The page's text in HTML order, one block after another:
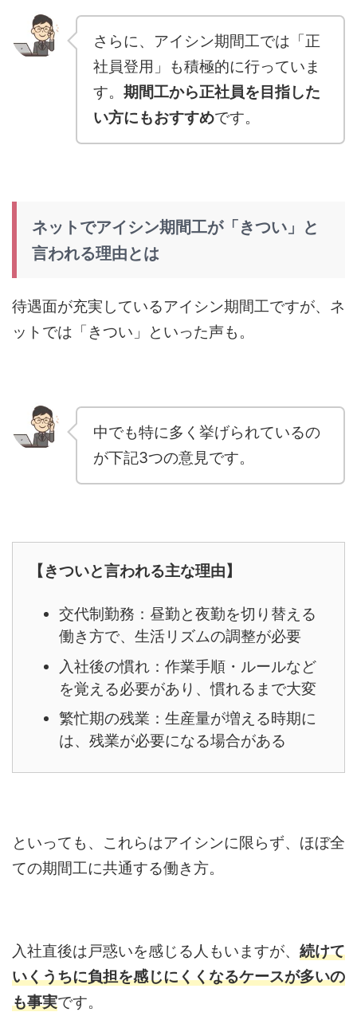
さらに、アイシン期間工では「正
社員登用」も積極的に行っていま
す。 期間工から正社員を目指した
い方にもおすすめです。
ネットでアイシン期間工が「きつい」と
言われる理由とは
待遇面が充実しているアイシン期間工ですが、ネ
ットでは「きつい」といった声も。
中でも特に多く挙げられているの
が下記3つの意見です。
【きついと言われる主な理由】
交代制勤務：昼勤と夜勤を切り替える
働き方で、生活リズムの調整が必要
入社後の慣れ：作業手順・ルールなど
を覚える必要があり、慣れるまで大変
繁忙期の残業：生産量が増える時期に
は、残業が必要になる場合がある
といっても、これらはアイシンに限らず、ほぼ全
ての期間工に共通する働き方。
入社直後は戸惑いを感じる人もいますが、 続けて
いくうちに負担を感じにくくなるケースが多いの
も事実です。